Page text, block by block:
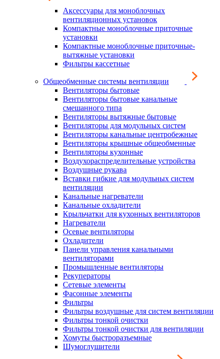
Аксессуары для моноблочных
вентиляционных установок
Компактные моноблочные приточные
установки
Компактные моноблочные приточные-
вытяжные установки
Фильтры кассетные
Общеобменные системы вентиляции
Вентиляторы бытовые
Вентиляторы бытовые канальные
смешанного типа
Вентиляторы вытяжные бытовые
Вентиляторы для модульных систем
Вентиляторы канальные центробежные
Вентиляторы крышные общеобменные
Вентиляторы кухонные
Воздухораспределительные устройства
Воздушные рукава
Вставки гибкие для модульных систем
вентиляции
Канальные нагреватели
Канальные охладители
Крыльчатки для кухонных вентиляторов
Нагреватели
Осевые вентиляторы
Охладители
Панели управления канальными
вентиляторами
Промышленные вентиляторы
Рекуператоры
Сетевые элементы
Фасонные элементы
Фильтры
Фильтры воздушные для систем вентиляции
Фильтры тонкой очистки
Фильтры тонкой очистки для вентиляции
Хомуты быстроразъемные
Шумоглушители